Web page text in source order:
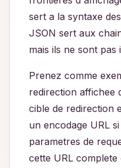
sert a la syntaxe
JSON sert aux
mais ils ne sont pas
Prenez comme
redirection affichee
cible de redirection
un encodage URL
parametres de
cette URL